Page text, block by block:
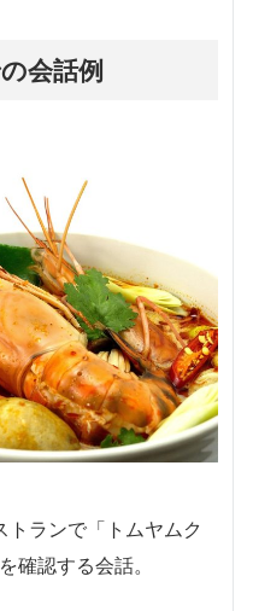
会話例
トランで「トムヤムク
確認する会話。